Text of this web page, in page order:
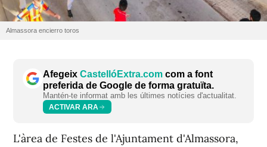
Almassora encierro toros
Afegeix CastellóExtra.com com a font
preferida de Google de forma gratuïta.
Mantén-te informat amb les últimes notícies d'actualitat.
ACTIVAR ARA
L'àrea de Festes de l'Ajuntament d'Almassora,